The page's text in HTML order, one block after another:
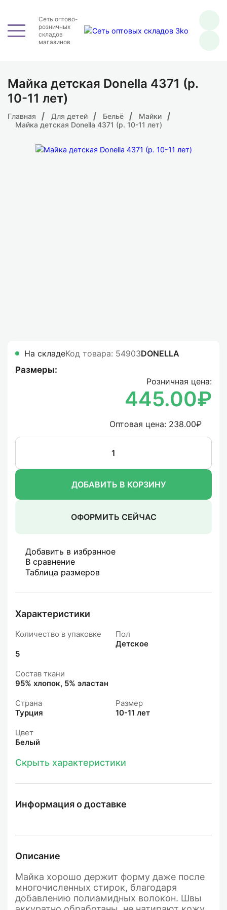
Сеть оптово-
розничных
складов
магазинов
Майка детская Donella 4371 (р.
10-11 лет)
Главная Для детей Бельё
Майки
Майка детская Donella 4371 (р. 10-11 лет)
На складеКод товара: 54903DONELLA
Размеры:
Розничная цена:
445.00₽
Оптовая цена: 238.00₽
ДОБАВИТЬ В КОРЗИНУ
ОФОРМИТЬ СЕЙЧАС
Добавить в избранное
В сравнение
Таблица размеров
Характеристики
Количество в упаковке
5
Пол
Детское
Состав ткани
95% хлопок, 5% эластан
Страна
Турция
Размер
10-11 лет
Цвет
Белый
Скрыть характеристики
Информация о доставке
Описание
Майка хорошо держит форму даже после
многочисленных стирок, благодаря
добавлению полиамидных волокон. Швы